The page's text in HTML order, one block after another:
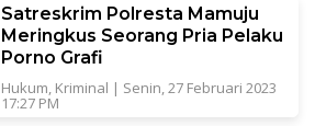
Satreskrim Polresta Mamuju
Meringkus Seorang Pria Pelaku
Porno Grafi
Hukum, Kriminal | Senin, 27 Februari 2023
17:27 PM